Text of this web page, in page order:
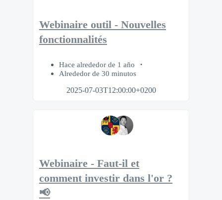
Webinaire outil - Nouvelles
fonctionnalités
Hace alrededor de 1 año
Alrededor de 30 minutos
2025-07-03T12:00:00+0200
Webinaire - Faut-il et
comment investir dans l'or ?
📢